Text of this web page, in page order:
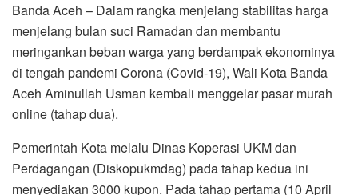
c
e
b
o
o
k
i
t
t
e
r
a
t
s
A
p
p
n
e
l
e
g
r
a
a
i
l
a
r
e
Banda Aceh – Dalam rangka menjelang stabilitas harga
menjelang bulan suci Ramadan dan membantu
meringankan beban warga yang berdampak ekonominya
di tengah pandemi Corona (Covid-19), Wali Kota Banda
Aceh Aminullah Usman kembali menggelar pasar murah
online (tahap dua).
Pemerintah Kota melalu Dinas Koperasi UKM dan
Perdagangan (Diskopukmdag) pada tahap kedua ini
menyediakan 3000 kupon. Pada tahap pertama (10 April